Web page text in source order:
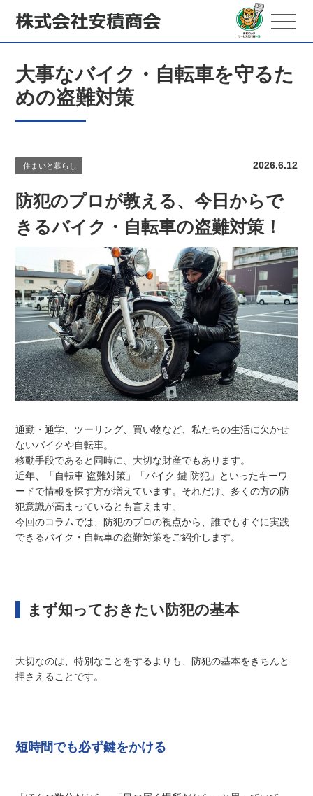
大事なバイク・自転車を守るた
めの盗難対策
住まいと暮らし 2026.6.12
防犯のプロが教える、今日からで
きるバイク・自転車の盗難対策！
通勤・通学、ツーリング、買い物など、私たちの生活に欠かせ
ないバイクや自転車。
移動手段であると同時に、大切な財産でもあります。
近年、「自転車 盗難対策」「バイク 鍵 防犯」といったキーワ
ードで情報を探す方が増えています。それだけ、多くの方の防
犯意識が高まっているとも言えます。
今回のコラムでは、防犯のプロの視点から、誰でもすぐに実践
できるバイク・自転車の盗難対策をご紹介します。
まず知っておきたい防犯の基本
大切なのは、特別なことをするよりも、防犯の基本をきちんと
押さえることです。
短時間でも必ず鍵をかける